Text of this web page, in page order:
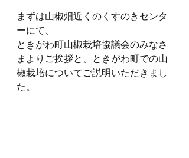
まずは山椒畑近くのくすのきセンタ
ーにて、
ときがわ町山椒栽培協議会のみなさ
まよりご挨拶と、ときがわ町での山
椒栽培についてご説明いただきまし
た。